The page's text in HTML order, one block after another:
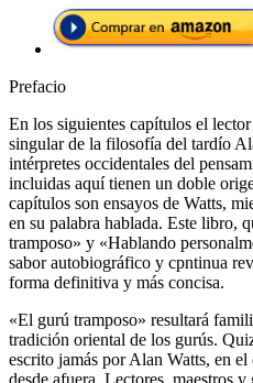
Prefacio
En los siguientes capítulos el
singular de la filosofía del tardío
intérpretes occidentales del
incluidas aquí tienen un doble
capítulos son ensayos de Watts,
en su palabra hablada. Este libro,
tramposo» y «Hablando
sabor autobiográfico y cpntinua
forma definitiva y más concisa.
«El gurú tramposo» resultará
tradición oriental de los gurús.
escrito jamás por Alan Watts, en
desde afuera. Lectores, maestros